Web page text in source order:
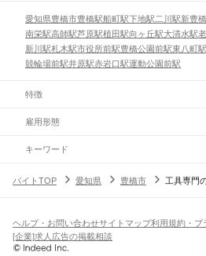
愛知県豊橋市豊橋駅船町駅下地駅二川駅新豊
南栄駅高師駅芦原駅植田駅向ヶ丘駅大清水駅
新川駅札木駅市役所前駅豊橋公園前駅東八町駅
競輪場前駅井原駅赤岩口駅運動公園前駅
特徴
雇用形態
キーワード
バイトTOP 愛知県 豊橋市 工具専門
ヘルプ・お問い合わせサイトマップ利用規約・プ
[企業]求人広告の掲載相談